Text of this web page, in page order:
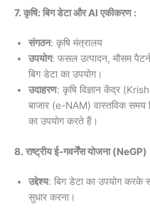
7. कृषि: बिग डेटा और AI एकीकरण :
संगठन: कृषि मंत्रालय
उपयोग: फसल उत्पादन, मौसम
बिग डेटा का उपयोग।
उदाहरण: कृषि विज्ञान केंद्र
बाजार (e-NAM) वास्तविक समय
का उपयोग करते हैं।
8. राष्ट्रीय ई-गवर्नेंस योजना (NeGP)
उद्देश्य: बिग डेटा का उपयोग करके
सुधार करना।